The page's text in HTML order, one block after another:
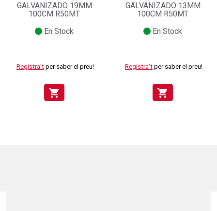
GALVANIZADO 19MM
100CM R50MT
En Stock
Registra't per saber el preu!
shopping_cart
GALVANIZADO 13MM
100CM R50MT
En Stock
Registra't per saber el preu!
shopping_cart